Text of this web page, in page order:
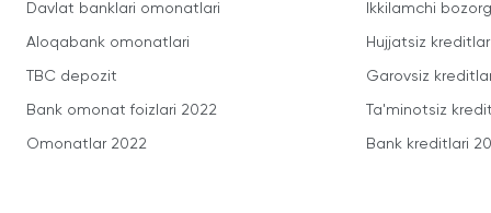
Davlat banklari omonatlari
Aloqabank omonatlari
TBC depozit
Bank omonat foizlari 2022
Omonatlar 2022
Ikkilamchi
Hujjatsiz kreditlar
Garovsiz
Ta'minotsiz
Bank kreditlari